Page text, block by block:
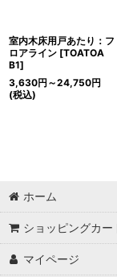
室内木床用戸あたり：フ
ロアライン [TOATOA
B1]
3,630円 ～24,750円
(税込)
ホーム
ショッピングカー
マイページ